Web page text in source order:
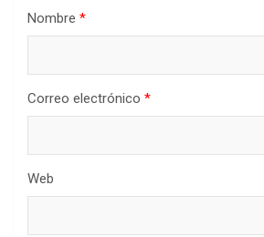
Nombre *
Correo electrónico *
Web